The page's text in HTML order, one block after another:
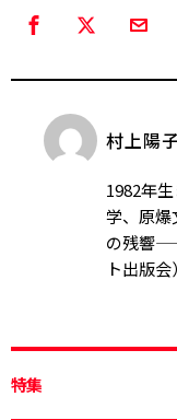
村上陽
1982年
学、原爆
の残響
ト出版会
特集